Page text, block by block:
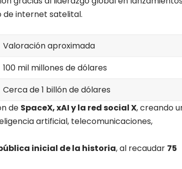
de internet satelital.
Valoración aproximada
100 mil millones de dólares
Cerca de 1 billón de dólares
de SpaceX, xAI y la red social X, creando
artificial, telecomunicaciones,
inicial de la historia, al recaudar 75